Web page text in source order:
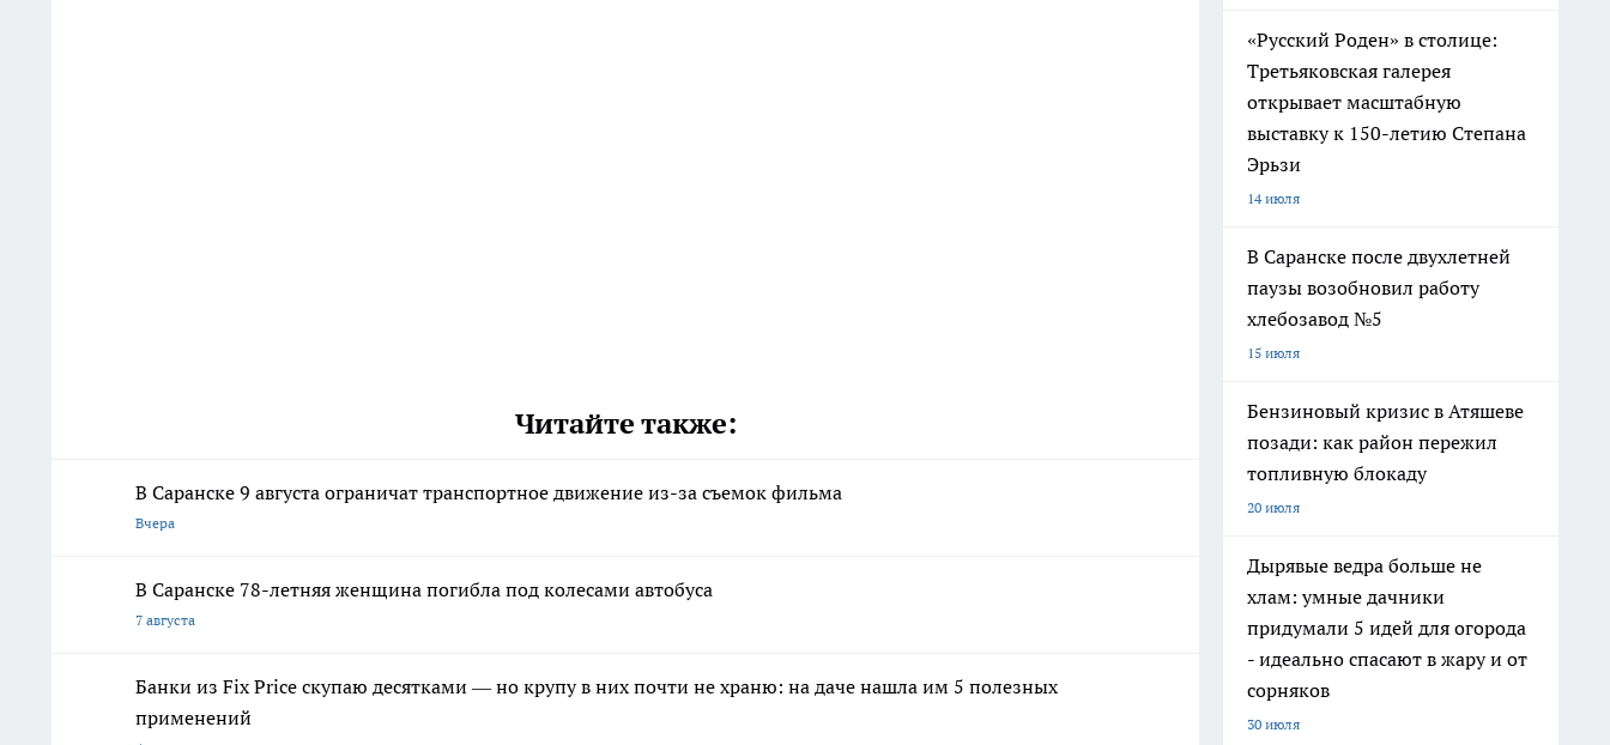
Читайте также:
В Саранске 9 августа ограничат транспортное движение из-за съемок фильма
Вчера
В Саранске 78-летняя женщина погибла под колесами автобуса
7 августа
Банки из Fix Price скупаю десятками — но крупу в них почти не храню: на даче нашла им 5 полезных
применений
«Русский Роден» в столице:
Третьяковская галерея
открывает масштабную
выставку к 150-летию Степана
Эрьзи
14 июля
В Саранске после двухлетней
паузы возобновил работу
хлебозавод №5
15 июля
Бензиновый кризис в Атяшеве
позади: как район пережил
топливную блокаду
20 июля
Дырявые ведра больше не
хлам: умные дачники
придумали 5 идей для огорода
- идеально спасают в жару и от
сорняков
30 июля